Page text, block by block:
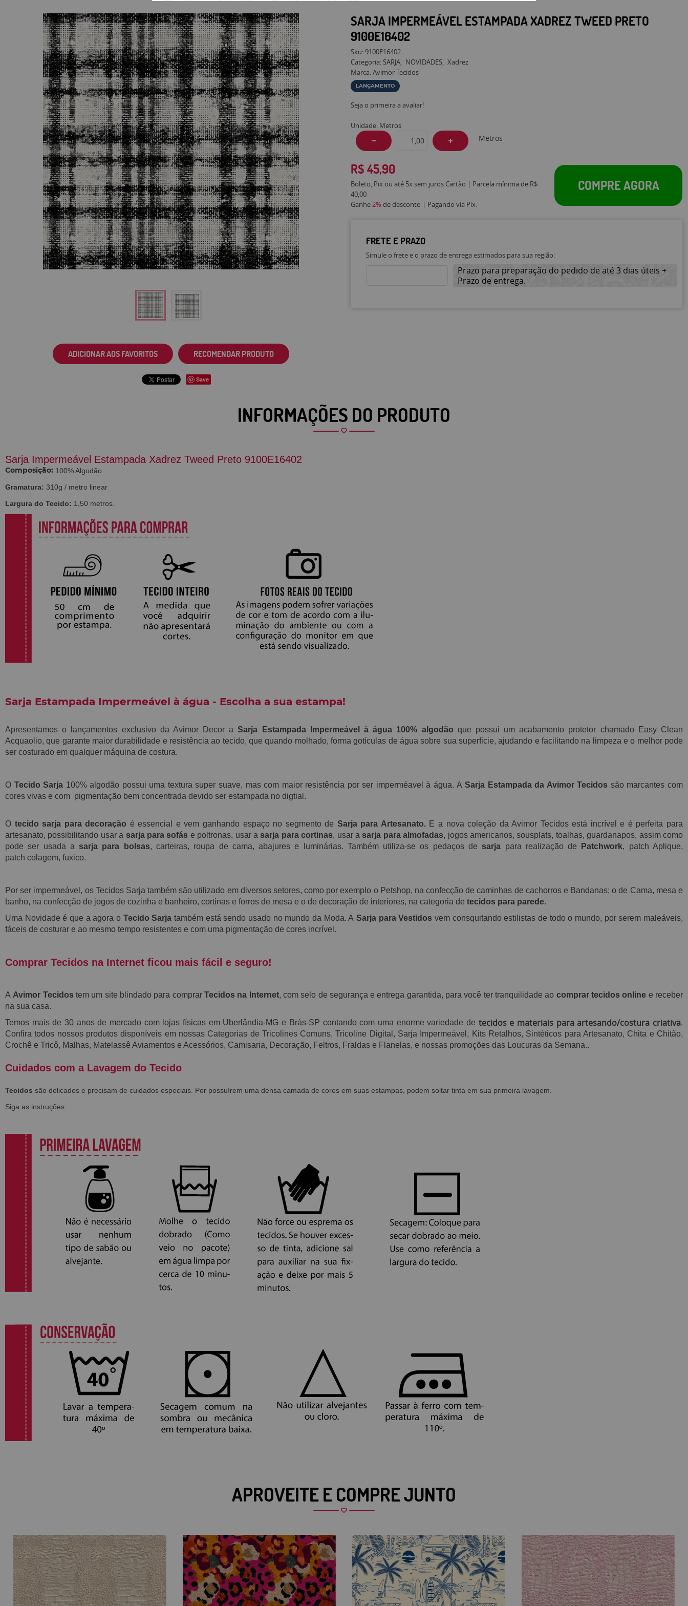
ADICIONAR AOS FAVORITOS RECOMENDAR PRODUTO
Save
SARJA IMPERMEÁVEL ESTAMPADA XADREZ TWEED PRETO
9100E16402
Sku:9100E16402
Categoria: SARJA NOVIDADES Xadrez
Marca:Avimor Tecidos
LANÇAMENTO
Seja o primeira a avaliar!
Unidade: Metros
Metros
R$ 45,90
Boleto, Pix ou até 5x sem juros Cartão | Parcela mínima de R$
40,00
Ganhe2% de desconto | Pagando via Pix.
COMPRE AGORA
FRETE E PRAZO
Simule o frete e o prazo de entrega estimados para sua região:
Prazo para preparação do pedido de até 3 dias úteis +
Prazo de entrega.
INFORMAÇÕES DO PRODUTO
Sarja Impermeável Estampada Xadrez Tweed Preto 9100E16402
Composição: 100% Algodão.
Gramatura: 310g / metro linear
Largura do Tecido: 1,50 metros.
Sarja Estampada Impermeável à água - Escolha a sua estampa!
Apresentamos o lançamentos exclusivo da Avimor Decor aSarja Estampada Impermeável à água 100% algodão que possui um acabamento protetor chamado Easy C lean
Acquaolio,que garante maior durabilidade e resistência ao tecido, que quando molhado,forma gotículas de água sobre sua superficie, ajudando e facilitando na limpeza e o melhor pode
ser costurado em qualquer máquina de costura.
O Tecido Sarja 100% algodão possui uma textura super suave, mascom maior resistência por ser imperméavel à água. ASarja Estampada da Avimor Tecidos são marcantes com
cores vivas e com pigmentação bem concentrada devido ser estampada no digtial.
O tecido sarja para decoração é essencial e vem ganhando espaço no segmento de Sarja para Artesanato.E a nova coleção da Avimor Tecidos está incrível e é perfeita para
artesanato, possibilitando usar a sarja para sofás e poltronas, usar a sarja para cortinas, usar a sarja para almofadas, jogos americanos, sousplats, toalhas, guardanapos, assim como
pode ser usada a sarja para bolsas, carteiras, roupa de cama, abajures e luminárias. Também utiliza-se os pedaços de sarja para realização de Patchwork, patch Aplique,
patch colagem, fuxico.
Por ser impermeável, os Tecidos Sarja também são utilizado em diversos setores, como por exemplo o Petshop, na confecção de caminhas de cachorros e Bandanas; o de Cama, mesa e
banho, na confecção de jogos de cozinha e banheiro, cortinas e forros de mesa e o de decoração de interiores, na categoria de tecidos para parede.
Uma Novidade é que a agora o Tecido Sarja também está sendo usado no mundo da Moda. ASarja para Vestidos vem consquitando estilistas de todo o mundo, por serem maleáveis,
fáceis de costurar e ao mesmo tempo resistentes e com uma pigmentação de cores incrível.
Comprar Tecidos na Internet ficou mais fácil e seguro!
A Avimor Tecidos tem um site blindado para comprar Tecidos na Internet, com selo de segurança e entrega garantida, para você ter tranquilidade ao comprar tecidos online e receber
na sua casa.
Temos mais de 30 anos de mercado com lojas físicas em Uberlândia-MG e Brás-SP contando com uma enorme variedade de tecidos e materiais para artesando/costura criativa.
Confira todos nossos produtos disponíveis em nossas Categorias de Tricolines Comuns, Tricoline Digital, Sarja Impermeável, Kits Retalhos, Sintéticos para Artesanato, Chita e Chitão,
Crochê e Tricô, Malhas, Matelassê Aviamentos e Acessórios, Camisaria, Decoração, Feltros, Fraldas e Flanelas, e nossas promoções das Loucuras da Semana..
Cuidados com a Lavagem do Tecido
Tecidos são delicados e precisam de cuidados especiais. Por possuírem uma densa camada de cores em suas estampas, podem soltar tinta em sua primeira lavagem.
Siga as instruções:
APROVEITE E COMPRE JUNTO